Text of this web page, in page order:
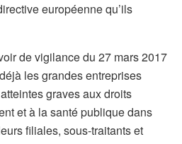
européenne qu’ils
de vigilance du 27 mars 2017
les grandes entreprises
graves aux droits
et à la santé publique dans
filiales, sous-traitants et